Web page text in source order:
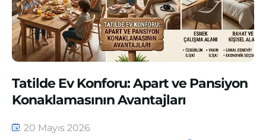
Tatilde Ev Konforu: Apart ve Pansiyon
Konaklamasının Avantajları
20 Mayıs 2026